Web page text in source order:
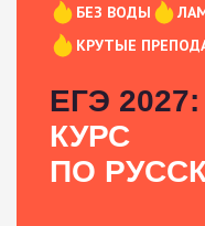
БЕЗ ВОДЫ
КРУТЫЕ
ЕГЭ 2027:
КУРС
ПО